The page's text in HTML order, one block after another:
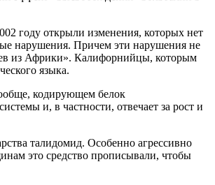
году открыли изменения, которых нет
нарушения. Причем эти нарушения не
из Африки». Калифорнийцы, которым
языка.
кодирующем белок
и, в частности, отвечает за рост и
талидомид. Особенно агрессивно
это средство прописывали, чтобы